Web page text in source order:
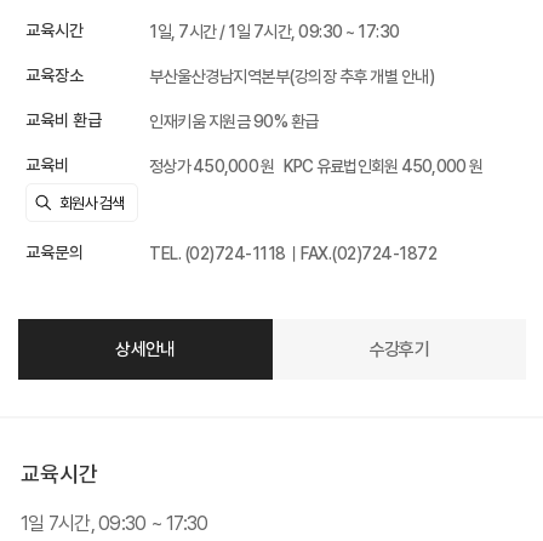
교육시간 1일, 7시간 / 1일 7시간, 09:30 ~ 17:30
교육장소 부산울산경남지역본부(강의장 추후 개별 안내)
교육비 환급 인재키움 지원금 90% 환급
교육비 정상가 450,000 원 KPC 유료법인회원 450,000 원
교육문의 TEL. (02)724-1118｜FAX.(02)724-1872
상세안내 수강후기
교육시간
1일 7시간, 09:30 ~ 17:30